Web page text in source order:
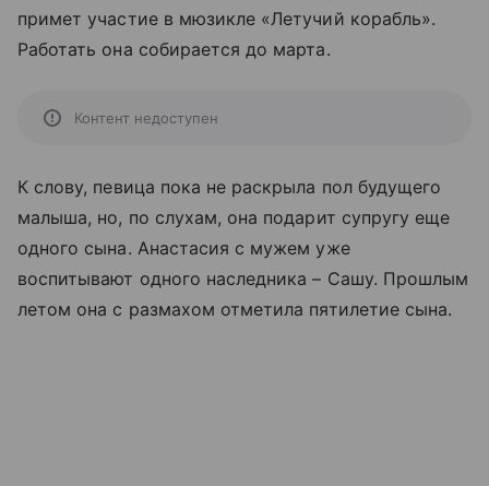
примет участие в мюзикле «Летучий корабль».
Работать она собирается до марта.
Контент недоступен
К слову, певица пока не раскрыла пол будущего
малыша, но, по слухам, она подарит супругу еще
одного сына. Анастасия с мужем уже
воспитывают одного наследника – Сашу. Прошлым
летом она с размахом отметила пятилетие сына.